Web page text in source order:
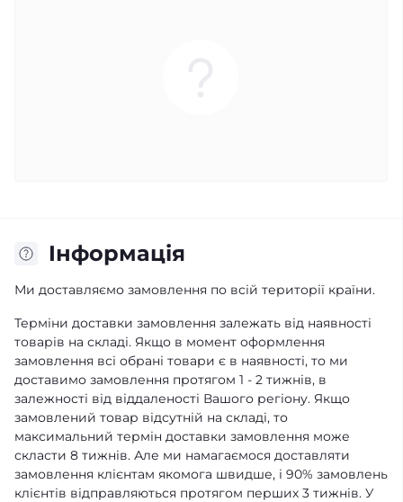
Iнформація
Ми доставляємо замовлення по всій території країни.
Терміни доставки замовлення залежать від наявності
товарів на складі. Якщо в момент оформлення
замовлення всі обрані товари є в наявності, то ми
доставимо замовлення протягом 1 - 2 тижнів, в
залежності від віддаленості Вашого регіону. Якщо
замовлений товар відсутній на складі, то
максимальний термін доставки замовлення може
скласти 8 тижнів. Але ми намагаємося доставляти
замовлення клієнтам якомога швидше, і 90% замовлень
клієнтів відправляються протягом перших 3 тижнів. У